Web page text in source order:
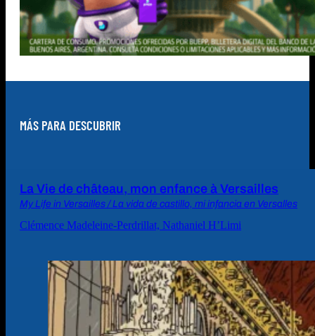
MÁS PARA DESCUBRIR
La Vie de château, mon enfance à Versailles
My Life in Versailles / La vida de castillo, mi infancia en Versalles
Clémence Madeleine-Perdrillat, Nathaniel H’Limi